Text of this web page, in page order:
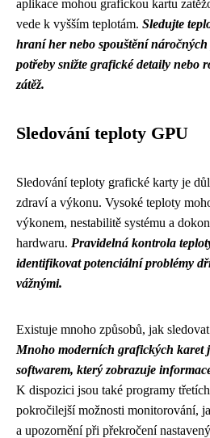
aplikace mohou grafickou kartu
vede k vyšším teplotám. Sledujte
hraní her nebo spouštění
potřeby snižte grafické detaily nebo
zátěž.
Sledování teploty GPU
Sledování teploty grafické karty je
zdraví a výkonu. Vysoké teploty
výkonem, nestabilitě systému a
hardwaru. Pravidelná kontrola
identifikovat potenciální problémy
vážnými.
Existuje mnoho způsobů, jak
Mnoho moderních grafických karet
softwarem, který zobrazuje
K dispozici jsou také programy
pokročilejší možnosti monitorování,
a upozornění při překročení